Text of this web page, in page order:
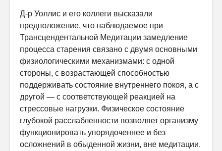
Д-р Уоллис и его коллеги высказали
предположение, что наблюдаемое при
Трансцендентальной Медитации замедление
процесса старения связано с двумя основными
физиологическими механизмами: с одной
стороны, с возрастающей способностью
поддерживать состояние внутреннего покоя, а с
другой — с соответствующей реакцией на
стрессовые нагрузки. Физическое состояние
глубокой расслабленности позволяет организму
функционировать упорядоченнее и без
осложнений в обыденной жизни, вне медитации.